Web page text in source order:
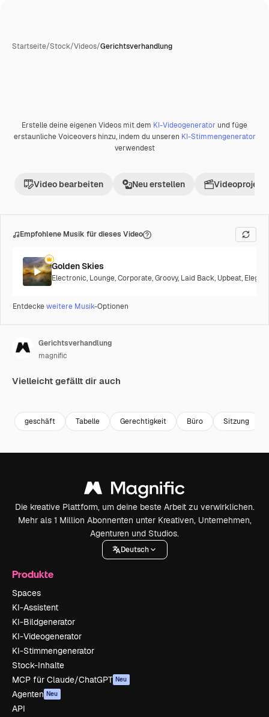
Startseite/Stock/Videos/Gerichtsverhandlung
Erstelle deine eigenen Videos mit dem KI-Videogenerator und füge
erstaunliche Voiceovers hinzu, indem du unseren KI-Stimmengenerator
verwendest
Video bearbeiten Neu erstellen Videoprojekt
Empfohlene Musik für dieses Video
Golden Skies
Electronic, Lounge,Corporate,Groovy, Laid Back, Upbeat,
Entdeckeweitere Musik-Optionen
Gerichtsverhandlung
magnific
Vielleicht gefällt dir auch
geschäft Tabelle Gerechtigkeit Büro Sitzung
Die kreative Plattform, um deine beste Arbeit zu verwirklichen.
Mehr als 1 Million Abonnenten unter Kreativen, Unternehmen,
Agenturen und Studios.
Deutsch
Produkte
Spaces
KI-Assistent
KI-Bildgenerator
KI-Videogenerator
KI-Stimmengenerator
Stock-Inhalte
MCP für Claude/ChatGPT Neu
Agenten Neu
API